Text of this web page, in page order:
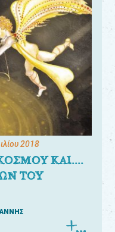
2018
ΚΑΙ....
ΤΟΥ